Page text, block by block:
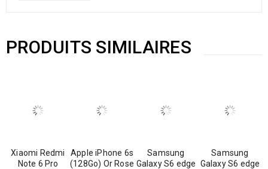
PRODUITS SIMILAIRES
Xiaomi Redmi
Note 6 Pro
Apple iPhone 6s
(128Go) Or Rose
Samsung
Galaxy S6 edge
Samsung
Galaxy S6 edge